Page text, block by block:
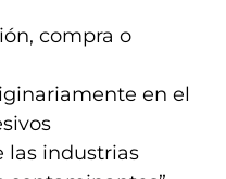
compra o
en el
las industrias